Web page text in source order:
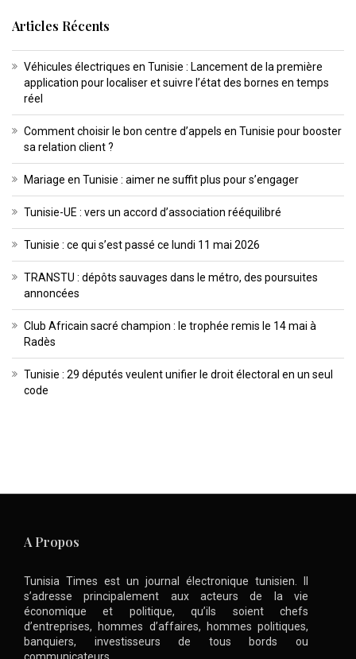
Articles Récents
Véhicules électriques en Tunisie : Lancement de la première
application pour localiser et suivre l’état des bornes en temps
réel
Comment choisir le bon centre d’appels en Tunisie pour booster
sa relation client ?
Mariage en Tunisie : aimer ne suffit plus pour s’engager
Tunisie-UE : vers un accord d’association rééquilibré
Tunisie : ce qui s’est passé ce lundi 11 mai 2026
TRANSTU : dépôts sauvages dans le métro, des poursuites
annoncées
Club Africain sacré champion : le trophée remis le 14 mai à
Radès
Tunisie : 29 députés veulent unifier le droit électoral en un seul
code
A Propos
Tunisia Times est un journal électronique tunisien. Il
s’adresse principalement aux acteurs de la vie
économique et politique, qu’ils soient chefs
d’entreprises, hommes d’affaires, hommes politiques,
banquiers, investisseurs de tous bords ou